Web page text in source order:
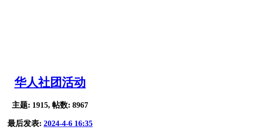
华人社团活动
主题: 1915, 帖数: 8967
最后发表: 2024-4-6 16:35